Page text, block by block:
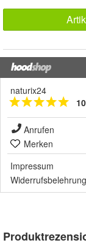
naturix24
Anrufen
Merken
Impressum
Widerrufsbelehrung